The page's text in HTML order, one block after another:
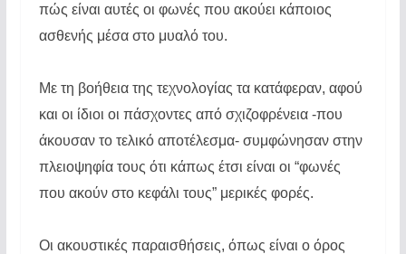
πώς είναι αυτές οι φωνές που ακούει κάποιος
ασθενής μέσα στο μυαλό του.
Με τη βοήθεια της τεχνολογίας τα κατάφεραν, αφού
και οι ίδιοι οι πάσχοντες από σχιζοφρένεια -που
άκουσαν το τελικό αποτέλεσμα- συμφώνησαν στην
πλειοψηφία τους ότι κάπως έτσι είναι οι “φωνές
που ακούν στο κεφάλι τους” μερικές φορές.
Οι ακουστικές παραισθήσεις, όπως είναι ο όρος